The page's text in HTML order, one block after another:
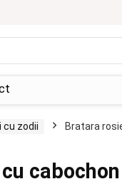
cu zodii Bratara